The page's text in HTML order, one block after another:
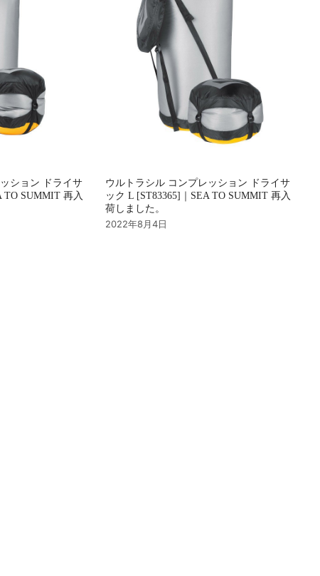
ション ドライサ
TO SUMMIT 再入
ウルトラシル コンプレッション ドライサ
ック L [ST83365]｜SEA TO SUMMIT 再入
荷しました。
2022年8月4日